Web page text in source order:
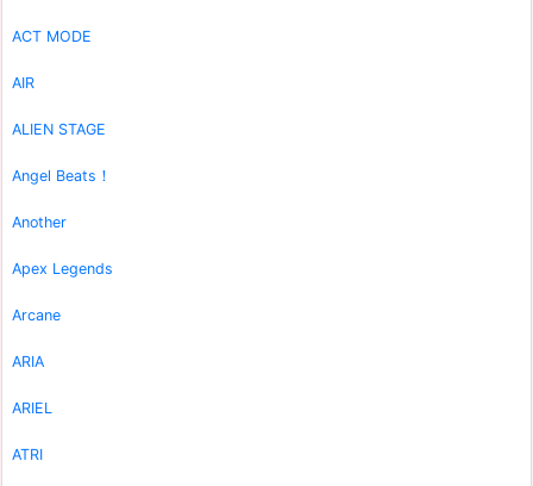
ACT MODE
AIR
ALIEN STAGE
Angel Beats！
Another
Apex Legends
Arcane
ARIA
ARIEL
ATRI